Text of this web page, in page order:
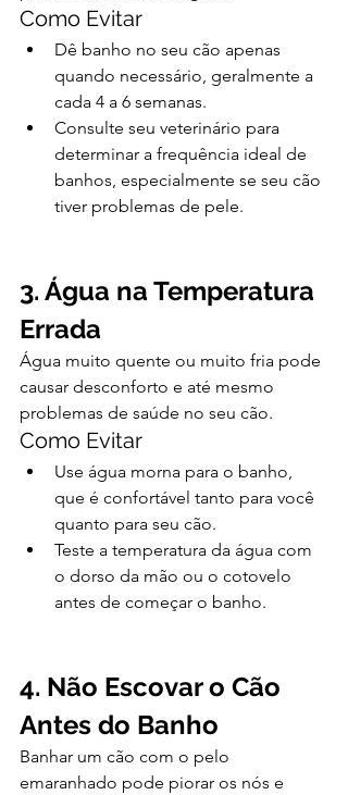
Como Evitar
Dê banho no seu cão apenas
quando necessário, geralmente a
cada 4 a 6 semanas.
Consulte seu veterinário para
determinar a frequência ideal de
banhos, especialmente se seu cão
tiver problemas de pele.
3. Água na Temperatura
Errada
Água muito quente ou muito fria pode
causar desconforto e até mesmo
problemas de saúde no seu cão.
Como Evitar
Use água morna para o banho,
que é confortável tanto para você
quanto para seu cão.
Teste a temperatura da água com
o dorso da mão ou o cotovelo
antes de começar o banho.
4. Não Escovar o Cão
Antes do Banho
Banhar um cão com o pelo
emaranhado pode piorar os nós e